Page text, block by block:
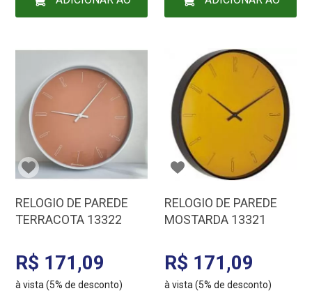
RELOGIO DE PAREDE
TERRACOTA 13322
R$ 171,09
à vista (5% de desconto)
RELOGIO DE PAREDE
MOSTARDA 13321
R$ 171,09
à vista (5% de desconto)